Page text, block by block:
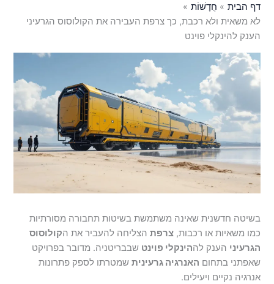
דף הבית
חֲדָשׁוֹת
לא משאית ולא רכבת, כך צרפת העבירה את הקולוסוס הגרעיני
הענק להינקלי פוינט
בשיטה חדשנית שאינה משתמשת בשיטות תחבורה מסורתיות
כמו משאיות או רכבות,צרפת הצליחה להעביר את הקולוסוס
הגרעיני הענק לההינקלי פוינט שבבריטניה. מדובר בפרויקט
שאפתני בתחום האנרגיה גרעינית שמטרתו לספק פתרונות
אנרגיה נקיים ויעילים.